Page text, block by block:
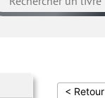
< Retour